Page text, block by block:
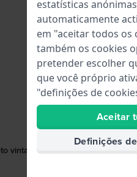
vintage
estatísticas
automaticamente
em "aceitar todos os
também os cookies
pretender escolher
que você próprio
"definições de
Aceitar
Definições